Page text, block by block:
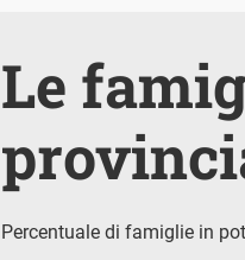
Le
Percentuale di famiglie in